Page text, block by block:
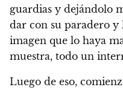
guardias y dejándolo
dar con su paradero y
imagen que lo haya
muestra, todo un
Luego de eso,